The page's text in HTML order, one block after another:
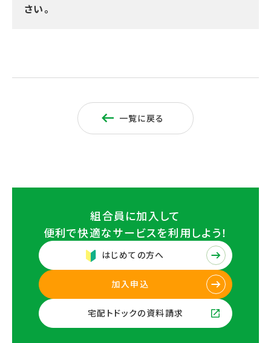
さい。
一覧に戻る
組合員に加入して
便利で快適なサービスを利用しよう！
はじめての方へ
加入申込
宅配トドックの資料請求